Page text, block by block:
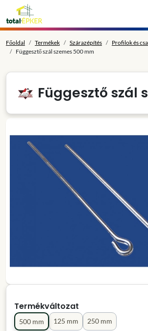
Főoldal Termékek Szárazépítés
Profilok és
Függesztő szál szemes 500 mm
Függesztő szál
Termékváltozat
125 mm 250 mm
500 mm